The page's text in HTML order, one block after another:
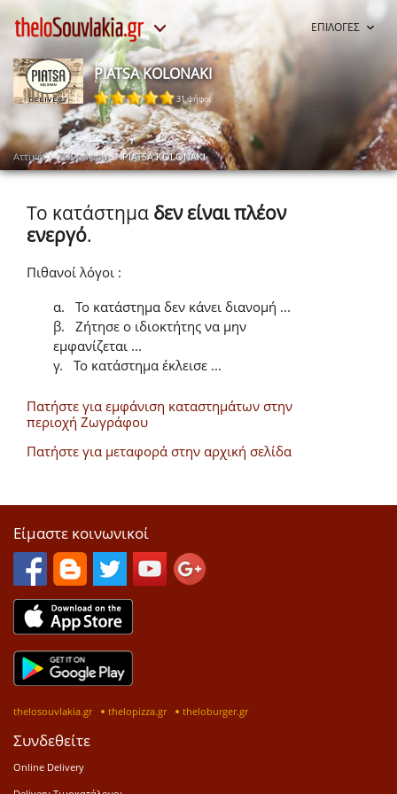
ΕΠΙΛΟΓΕΣ
PIATSA KOLONAKI
31 ψήφοι
Αττική Ζωγράφου PIATSA KOLONAKI
Το κατάστημα δεν είναι πλέον
ενεργό.
Πιθανοί λόγοι :
α.
Το κατάστημα δεν κάνει διανομή ...
β.
Ζήτησε ο ιδιοκτήτης να μην
εμφανίζεται ...
γ.
Το κατάστημα έκλεισε ...
Πατήστε για εμφάνιση καταστημάτων στην
περιοχή Ζωγράφου
Πατήστε για μεταφορά στην αρχική σελίδα
Είμαστε κοινωνικοί
thelosouvlakia.gr thelopizza.gr theloburger.gr
Συνδεθείτε
Online Delivery